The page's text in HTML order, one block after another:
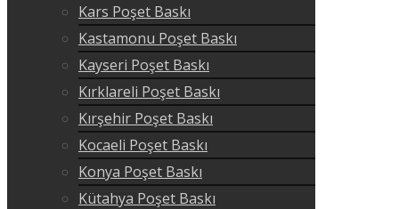
Kars Poşet Baskı
Kastamonu Poşet Baskı
Kayseri Poşet Baskı
Kırklareli Poşet Baskı
Kırşehir Poşet Baskı
Kocaeli Poşet Baskı
Konya Poşet Baskı
Kütahya Poşet Baskı